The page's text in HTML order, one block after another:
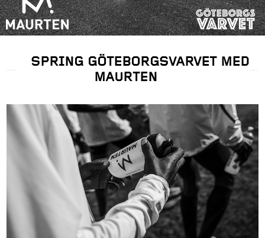
SPRING GÖTEBORGSVARVET MED
MAURTEN